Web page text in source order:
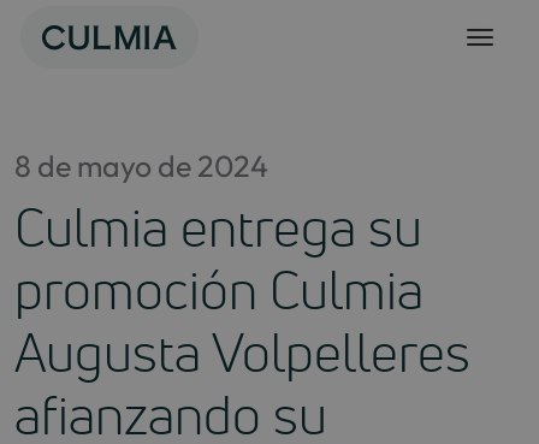
8 de mayo de 2024
Culmia entrega su
promoción Culmia
Augusta Volpelleres
afianzando su